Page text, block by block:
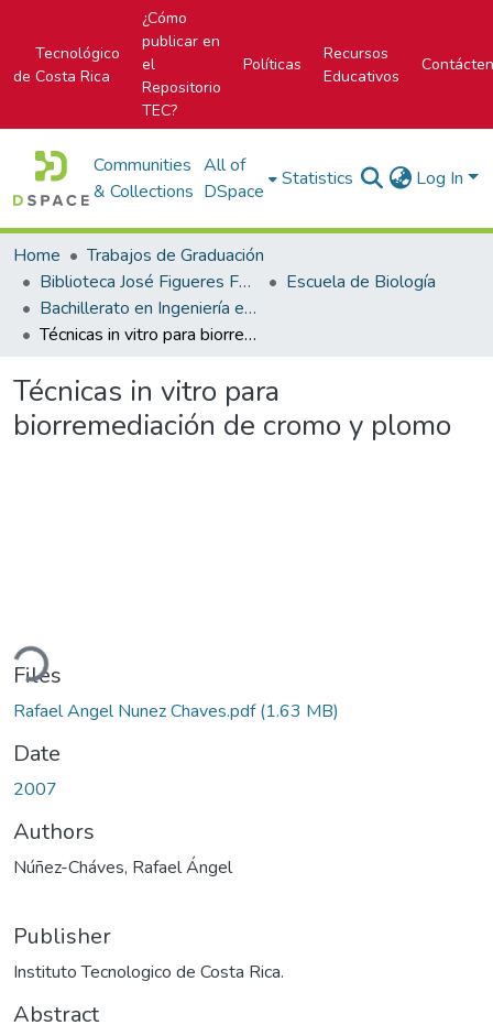
Tecnológico
de Costa Rica
¿Cómo
publicar en
el
Repositorio
TEC?
Políticas
Recursos
Educativos
Communities
& Collections
All of
DSpace
Statistics Log In
Home
Trabajos de Graduación
Biblioteca José Figueres Ferrer
Escuela de Biología
Bachillerato en Ingeniería en Biotecnología
Técnicas in vitro para biorremediación de cromo y plomo
Técnicas in vitro para
biorremediación de cromo y plomo
Files
Rafael Angel Nunez Chaves.pdf(1.63 MB)
Date
2007
Authors
Núñez-Cháves, Rafael Ángel
Publisher
Instituto Tecnologico de Costa Rica.
Abstract